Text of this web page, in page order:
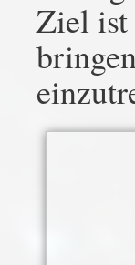
Ziel ist